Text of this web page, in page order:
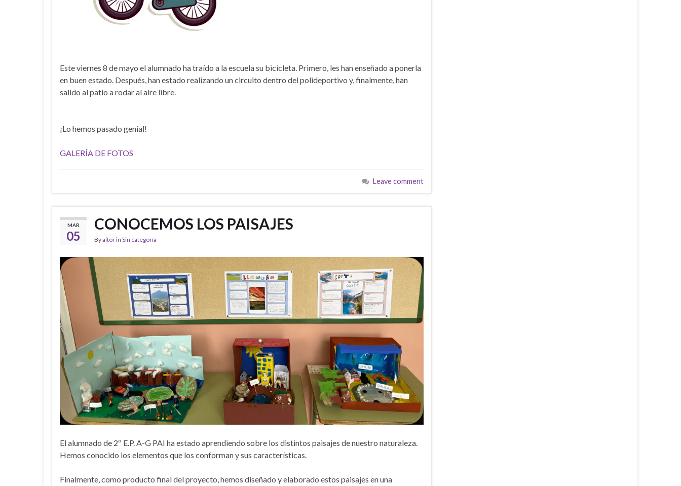
Este viernes 8 de mayo el alumnado ha traído a la escuela su bicicleta. Primero, les han enseñado a ponerla
en buen estado. Después, han estado realizando un circuito dentro del polideportivo y, finalmente, han
salido al patio a rodar al aire libre.
¡Lo hemos pasado genial!
GALERÍA DE FOTOS
Leave comment
MAR
05
CONOCEMOS LOS PAISAJES
Byaitorin Sin categoría
El alumnado de 2º E.P. A-G PAI ha estado aprendiendo sobre los distintos paisajes de nuestro naturaleza.
Hemos conocido los elementos que los conforman y sus características.
Finalmente, como producto final del proyecto, hemos diseñado y elaborado estos paisajes en una